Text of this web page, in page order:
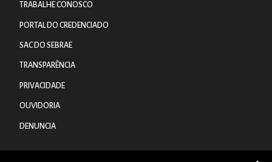
TRABALHE CONOSCO
PORTAL DO CREDENCIADO
SAC DO SEBRAE
TRANSPARÊNCIA
PRIVACIDADE
OUVIDORIA
DENUNCIA